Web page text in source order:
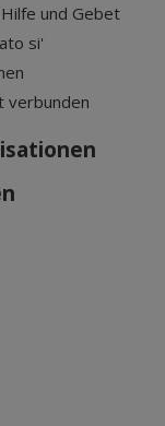
Hilfe und Gebet
si'
verbunden